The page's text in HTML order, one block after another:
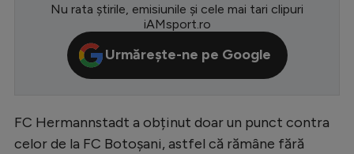
CM 2026
Premier League
Serie A
Bundesliga
Nu rata știrile, emisiunile și cele mai tari clipuri
iAMsport.ro
Urmărește-ne pe Google
FC Hermannstadt a obținut doar un punct contra
celor de la FC Botoșani, astfel că rămâne fără